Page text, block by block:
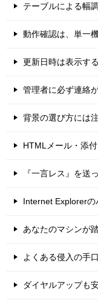
テーブルによる幅
動作確認は、単一
更新日時は表示す
管理者に必ず連絡
背景の選び方には
HTMLメール・添
『一言レス』を送
Internet Explorerの
あなたのマシンが
よくある侵入の手
ダイヤルアップも